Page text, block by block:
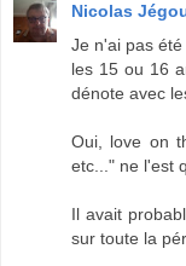
Nicolas
Je n'ai pas
les 15 ou 16
dénote avec
Oui, love on
etc..." ne l'est
Il avait
sur toute la